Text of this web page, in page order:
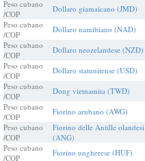
Peso cubano
/COP
Dollaro giamaicano (JMD)
Peso cubano
/COP
Dollaro namibiano (NAD)
Peso cubano
/COP
Dollaro neozelandese (NZD)
Peso cubano
/COP
Dollaro statunitense (USD)
Peso cubano
/COP
Dong vietnamita (TWD)
Peso cubano
/COP
Fiorino arubano (AWG)
Peso cubano
/COP
Fiorino delle Antille olandesi
(ANG)
Peso cubano
/COP
Fiorino ungherese (HUF)